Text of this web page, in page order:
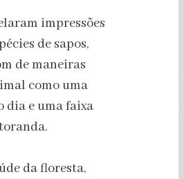
impressões
de sapos,
de maneiras
como uma
dia e uma faixa
da floresta,